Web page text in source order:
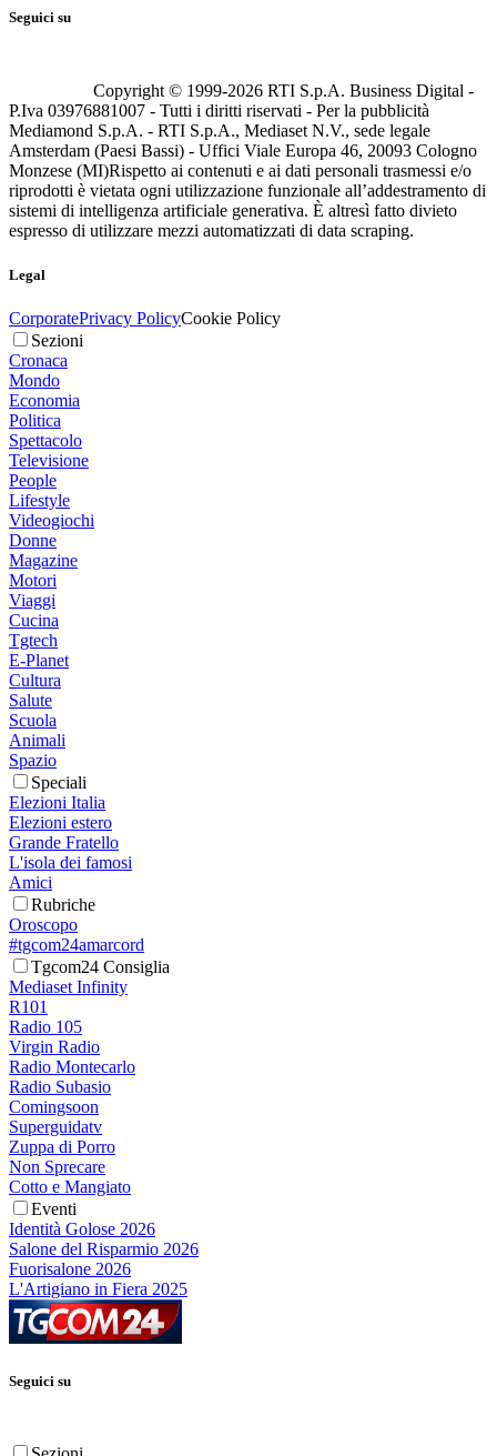
Seguici su
Copyright © 1999-2026 RTI S.p.A. Business Digital -
P.Iva 03976881007 - Tutti i diritti riservati - Per la pubblicità
Mediamond S.p.A. - RTI S.p.A., Mediaset N.V., sede legale
Amsterdam (Paesi Bassi) - Uffici Viale Europa 46, 20093 Cologno
Monzese (MI)Rispetto ai contenuti e ai dati personali trasmessi e/o
riprodotti è vietata ogni utilizzazione funzionale all’addestramento di
sistemi di intelligenza artificiale generativa. È altresì fatto divieto
espresso di utilizzare mezzi automatizzati di data scraping.
Legal
CorporatePrivacy PolicyCookie Policy
Sezioni
Cronaca
Mondo
Economia
Politica
Spettacolo
Televisione
People
Lifestyle
Videogiochi
Donne
Magazine
Motori
Viaggi
Cucina
Tgtech
E-Planet
Cultura
Salute
Scuola
Animali
Spazio
Speciali
Elezioni Italia
Elezioni estero
Grande Fratello
L'isola dei famosi
Amici
Rubriche
Oroscopo
#tgcom24amarcord
Tgcom24 Consiglia
Mediaset Infinity
R101
Radio 105
Virgin Radio
Radio Montecarlo
Radio Subasio
Comingsoon
Superguidatv
Zuppa di Porro
Non Sprecare
Cotto e Mangiato
Eventi
Identità Golose 2026
Salone del Risparmio 2026
Fuorisalone 2026
L'Artigiano in Fiera 2025
Seguici su